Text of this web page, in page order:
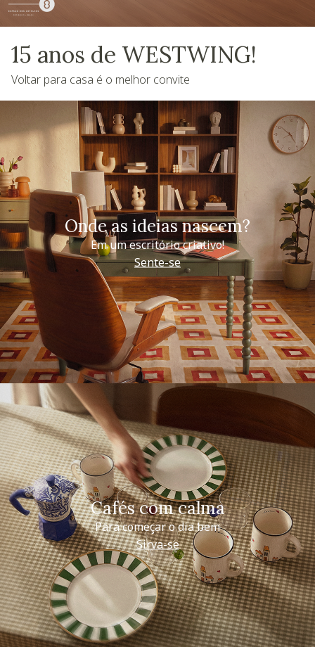
15 anos de WESTWING!
Voltar para casa é o melhor convite
Onde as ideias nascem?
Em um escritório criativo!
Sente-se
Cafés com calma
Para começar o dia bem
Sirva-se